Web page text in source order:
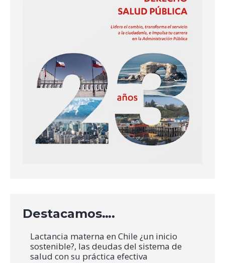
Destacamos….
Lactancia materna en Chile ¿un inicio
sostenible?, las deudas del sistema de
salud con su práctica efectiva